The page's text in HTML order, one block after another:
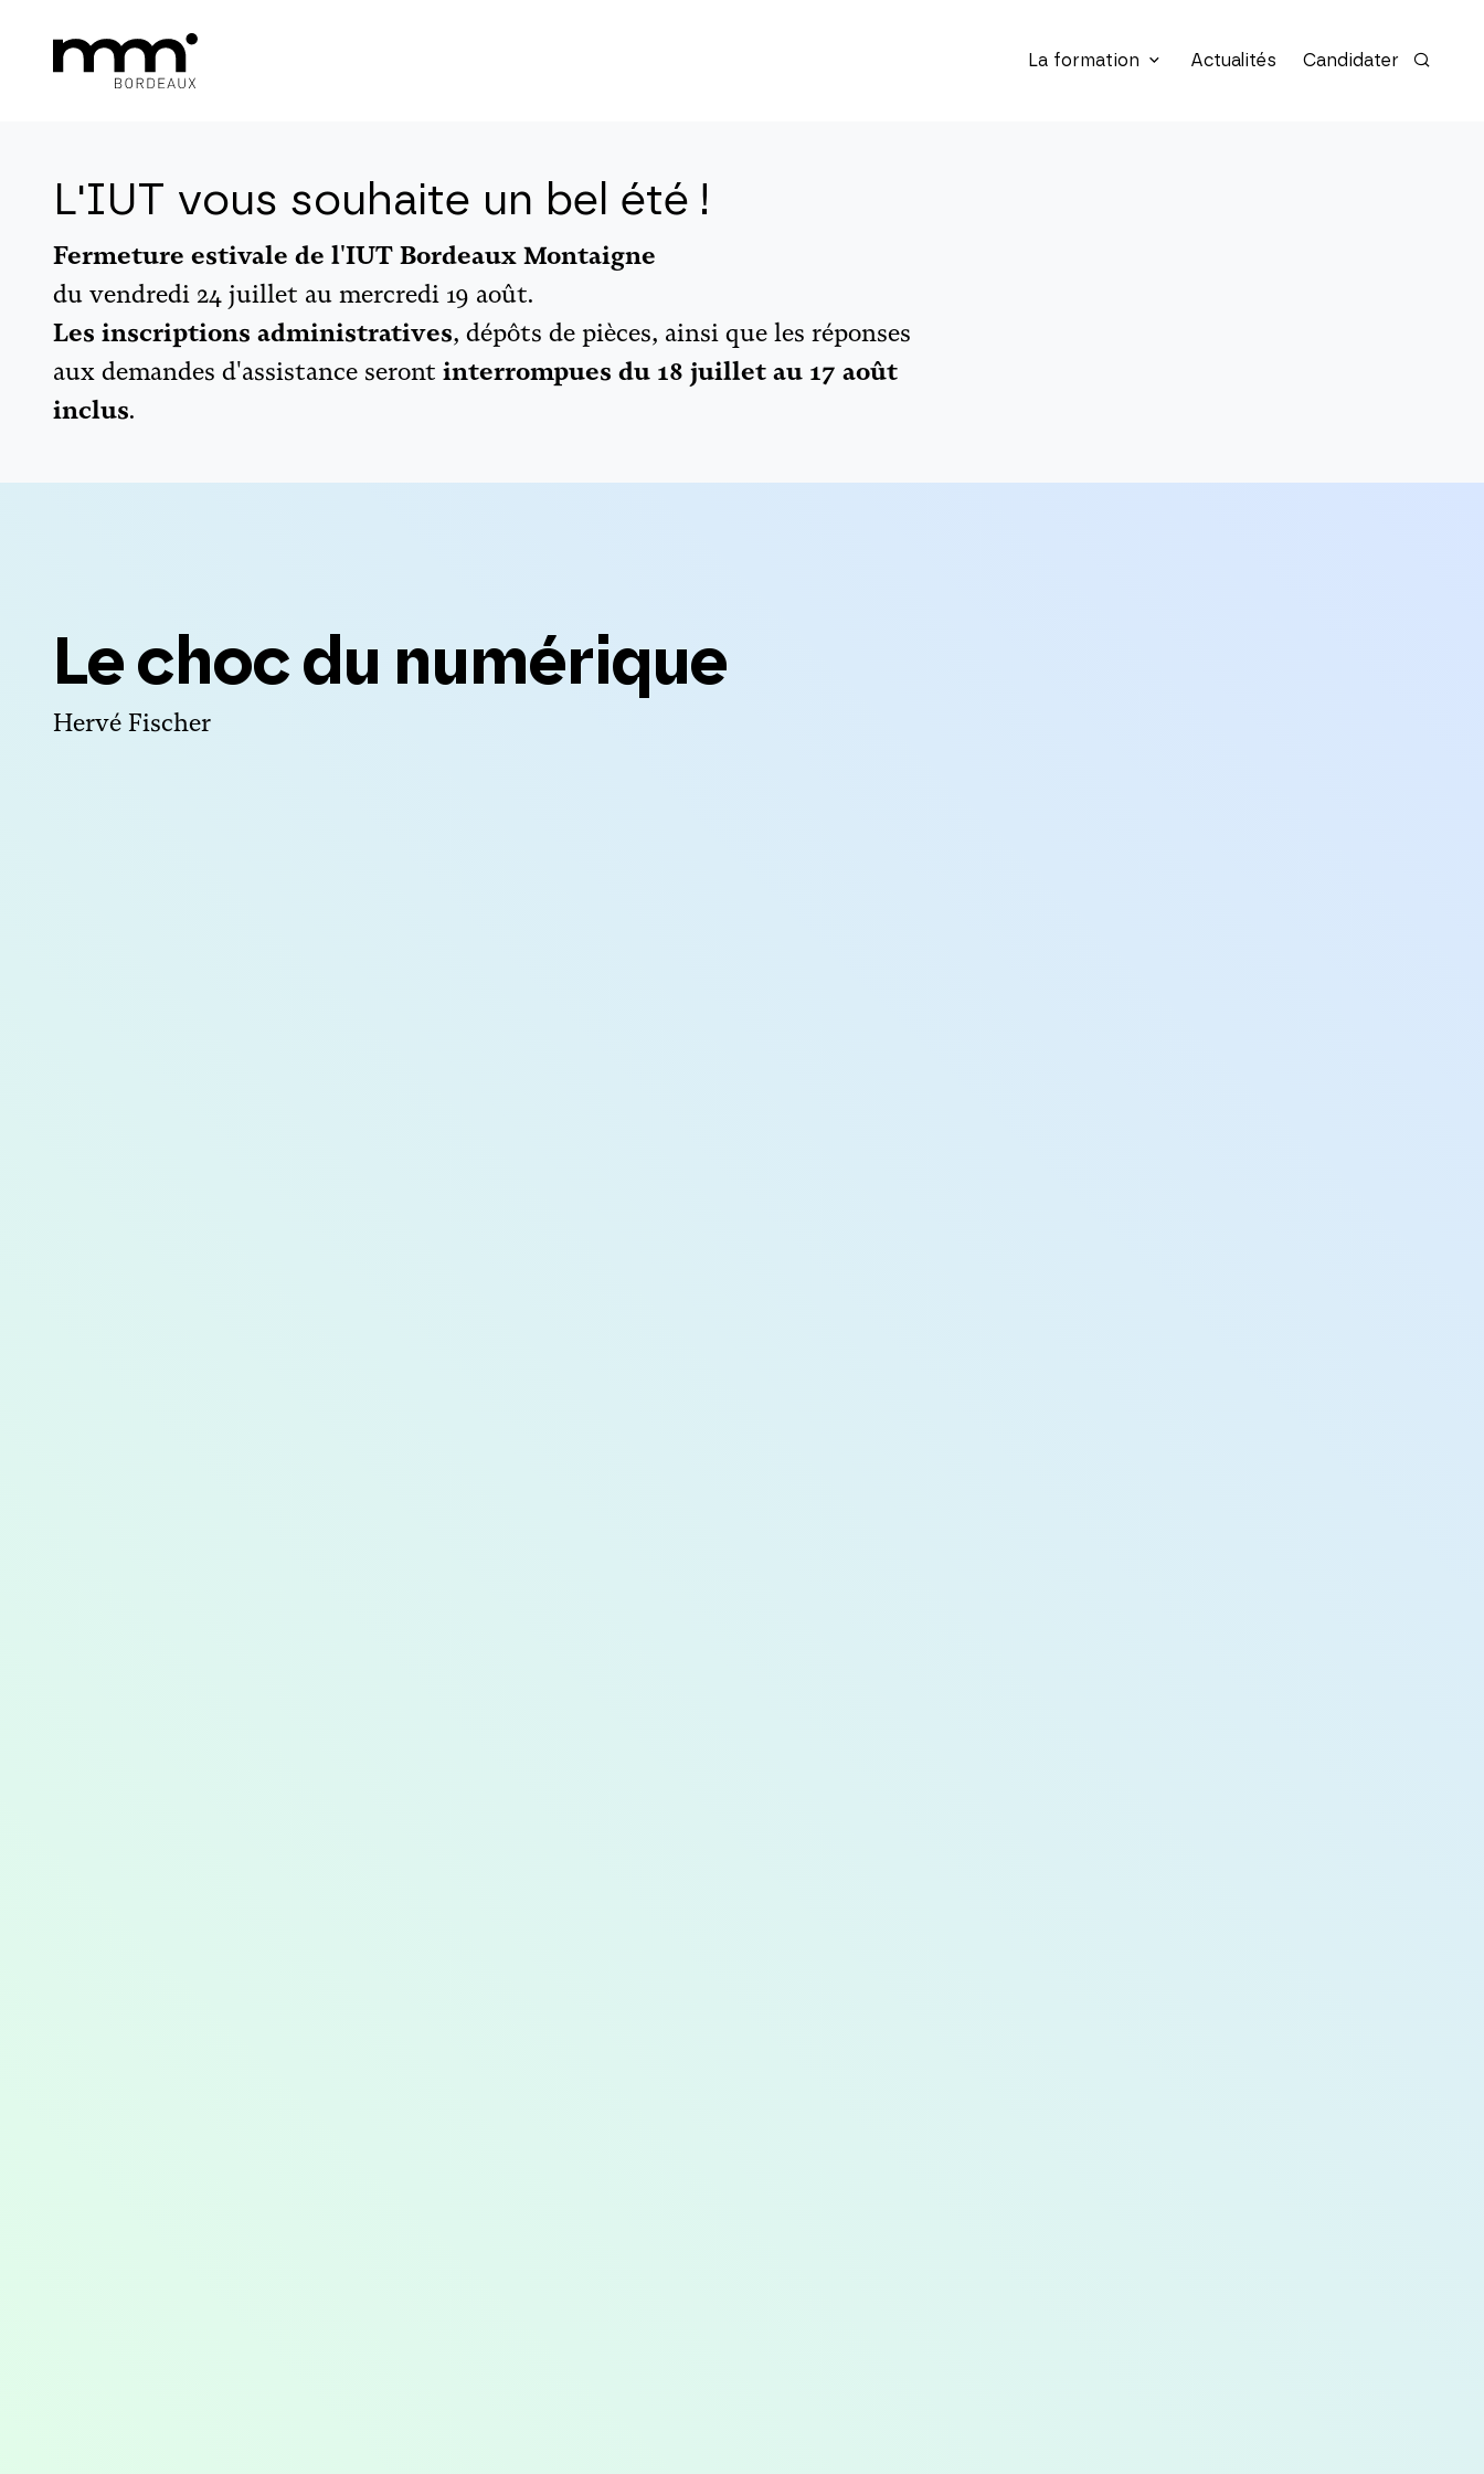
La formation Actualités Candidater
L'IUT vous souhaite un bel été !
Fermeture estivale de l'IUT Bordeaux Montaigne
du vendredi 24 juillet au mercredi 19 août.
Les inscriptions administratives, dépôts de pièces, ainsi que les réponses
aux demandes d'assistance seront interrompues du 18 juillet au 17 août
inclus.
Le choc du numérique
Hervé Fischer